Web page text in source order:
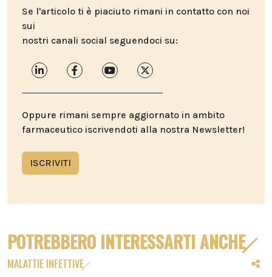
Se l'articolo ti è piaciuto rimani in contatto con noi
sui
nostri canali social seguendoci su:
Oppure rimani sempre aggiornato in ambito
farmaceutico iscrivendoti alla nostra Newsletter!
ISCRIVITI
POTREBBERO INTERESSARTI ANCHE
MALATTIE INFETTIVE